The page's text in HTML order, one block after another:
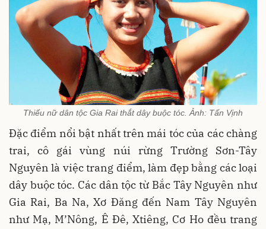
Thiếu nữ dân tộc Gia Rai thắt dây buộc tóc. Ảnh: Tấn Vịnh
Đặc điểm nổi bật nhất trên mái tóc của các chàng
trai, cô gái vùng núi rừng Trường Sơn-Tây
Nguyên là việc trang điểm, làm đẹp bằng các loại
dây buộc tóc. Các dân tộc từ Bắc Tây Nguyên như
Gia Rai, Ba Na, Xơ Đăng đến Nam Tây Nguyên
như Mạ, M’Nông, Ê Đê, Xtiêng, Cơ Ho đều trang